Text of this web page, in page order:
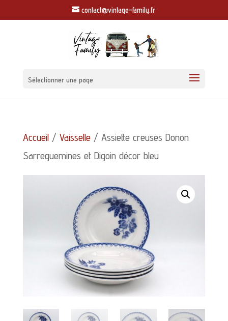
contact@vintage-family.fr
Sélectionner une page
Accueil/ Vaisselle/ Assiette creuses Donon
Sarreguemines et Digoin décor bleu